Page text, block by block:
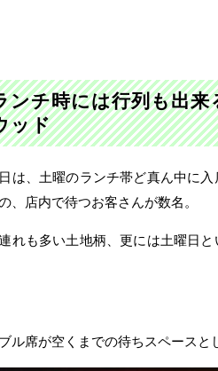
ンチ時には行列も出
ッド
は、土曜のランチ帯ど真ん中に
、店内で待つお客さんが数名。
れも多い土地柄、更には土曜日
ル席が空くまでの待ちスペース